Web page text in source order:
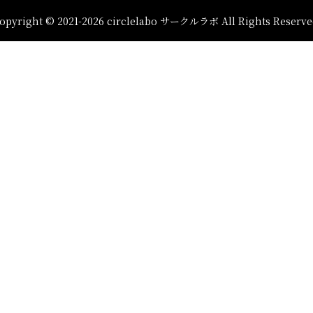
© 2021-2026 circlelabo サークルラボ All Rights